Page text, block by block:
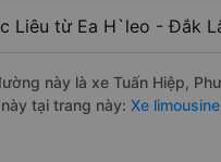
Liêu từ Ea H`leo - Đắk
này là xe Tuấn Hiệp,
tại trang này: Xe